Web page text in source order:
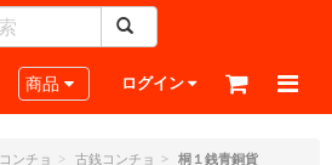
Toggle navigation
商品 ログイン
コンチョ 古銭コンチョ 桐１銭青銅貨